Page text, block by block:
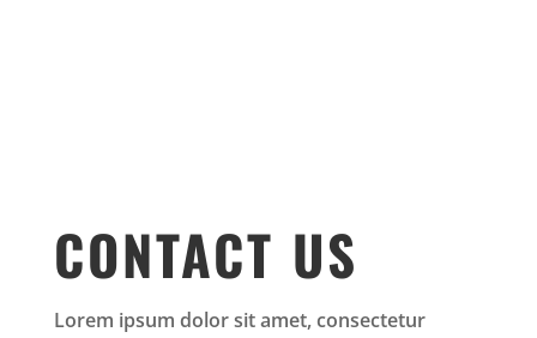
CONTACT US
Lorem ipsum dolor sit amet, consectetur